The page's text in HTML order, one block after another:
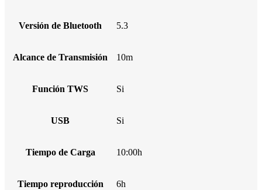
Versión de Bluetooth 5.3
Alcance de Transmisión 10m
Función TWS Si
USB Si
Tiempo de Carga 10:00h
Tiempo reproducción 6h